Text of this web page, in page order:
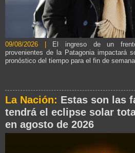
09/08/2026 | El ingreso de un
provenientes de la Patagonia impactará
pronóstico del tiempo para el fin de semana
La Nación: Estas son las
tendrá el eclipse solar
en agosto de 2026